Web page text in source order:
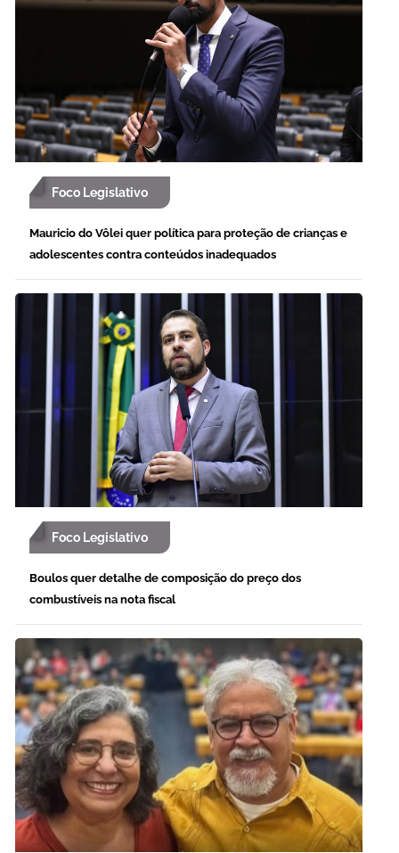
Foco Legislativo
Mauricio do Vôlei quer política para proteção de crianças e
adolescentes contra conteúdos inadequados
Foco Legislativo
Boulos quer detalhe de composição do preço dos
combustíveis na nota fiscal